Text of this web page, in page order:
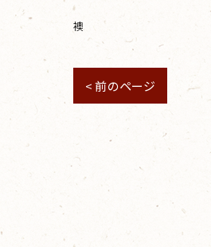
襖
< 前のページ